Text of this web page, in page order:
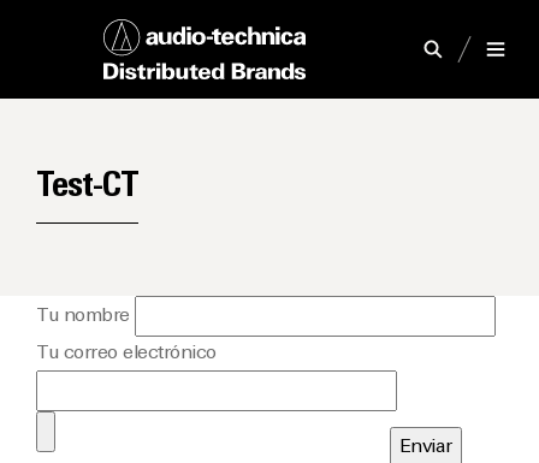
Test-CT
Tu nombre
Tu correo electrónico